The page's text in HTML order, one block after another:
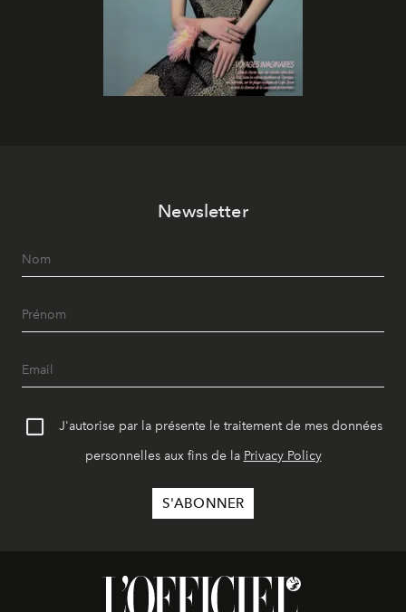
Newsletter
J'autorise par la présente le traitement de mes données
personnelles aux fins de la Privacy Policy